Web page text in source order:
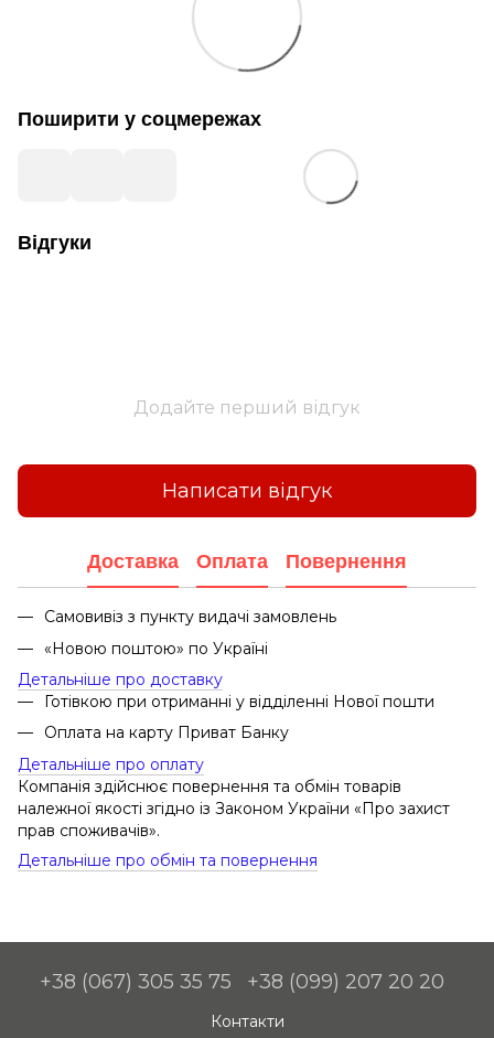
Поширити у соцмережах
Відгуки
Додайте перший відгук
Написати відгук
Доставка Оплата Повернення
Самовивіз з пункту видачі замовлень
«Новою поштою» по Україні
Детальніше про доставку
Готівкою при отриманні у відділенні Нової пошти
Оплата на карту Приват Банку
Детальніше про оплату
Компанія здійснює повернення та обмін товарів
належної якості згідно із Законом України «Про захист
прав споживачів».
Детальніше про обмін та повернення
+38 (067) 305 35 75 +38 (099) 207 20 20
Контакти